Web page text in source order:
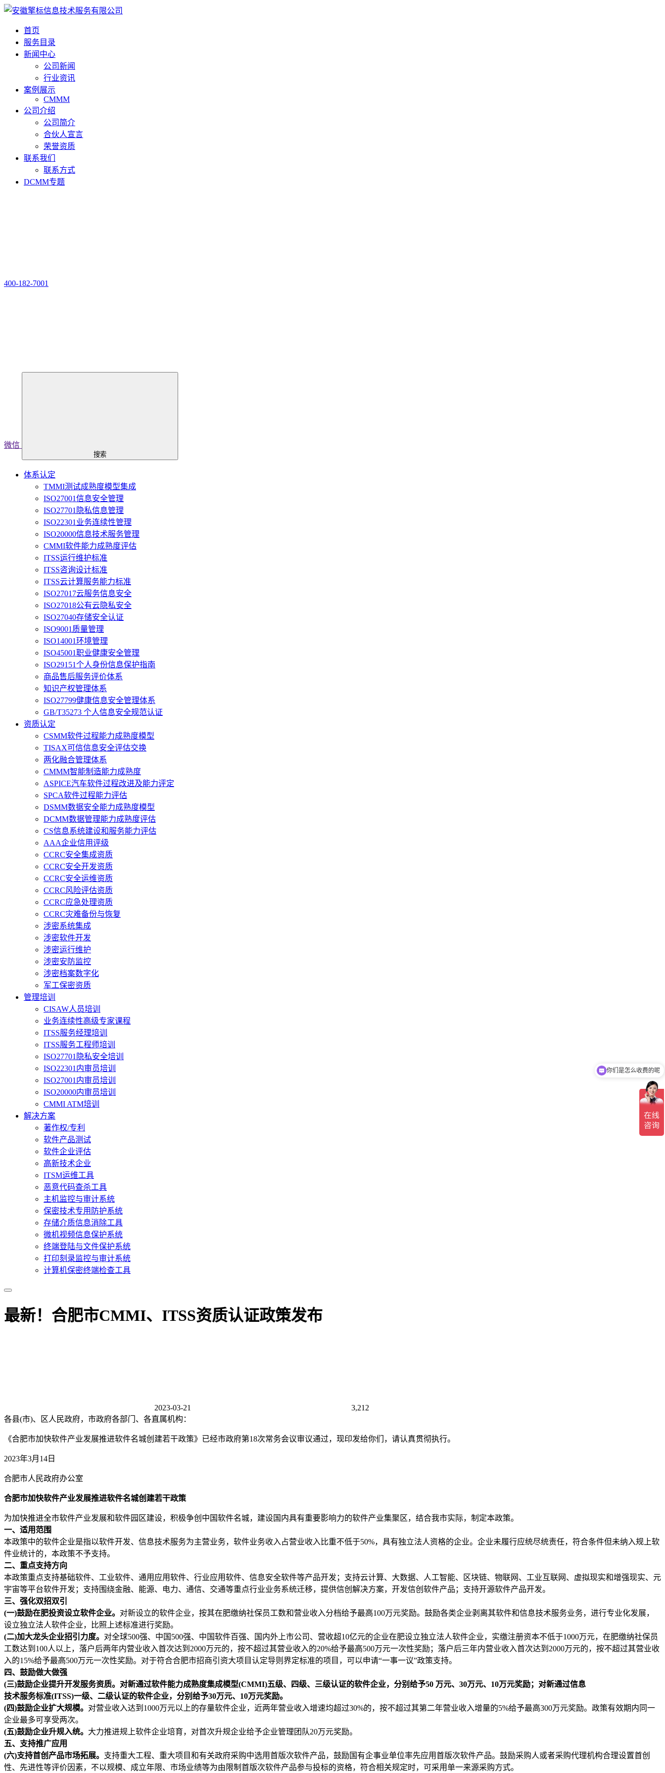
首页
服务目录
新闻中心
公司新闻
行业资讯
案例展示
CMMM
公司介绍
公司简介
合伙人宣言
荣誉资质
联系我们
联系方式
DCMM专题
400-182-7001
微信
搜索
体系认定
TMMI测试成熟度模型集成
ISO27001信息安全管理
ISO27701隐私信息管理
ISO22301业务连续性管理
ISO20000信息技术服务管理
CMMI软件能力成熟度评估
ITSS运行维护标准
ITSS咨询设计标准
ITSS云计算服务能力标准
ISO27017云服务信息安全
ISO27018公有云隐私安全
ISO27040存储安全认证
ISO9001质量管理
ISO14001环境管理
ISO45001职业健康安全管理
ISO29151个人身份信息保护指南
商品售后服务评价体系
知识产权管理体系
ISO27799健康信息安全管理体系
GB/T35273 个人信息安全规范认证
资质认定
CSMM软件过程能力成熟度模型
TISAX可信信息安全评估交换
两化融合管理体系
CMMM智能制造能力成熟度
ASPICE汽车软件过程改进及能力评定
SPCA软件过程能力评估
DSMM数据安全能力成熟度模型
DCMM数据管理能力成熟度评估
CS信息系统建设和服务能力评估
AAA企业信用评级
CCRC安全集成资质
CCRC安全开发资质
CCRC安全运维资质
CCRC风险评估资质
CCRC应急处理资质
CCRC灾难备份与恢复
涉密系统集成
涉密软件开发
涉密运行维护
涉密安防监控
涉密档案数字化
军工保密资质
管理培训
CISAW人员培训
业务连续性高级专家课程
ITSS服务经理培训
ITSS服务工程师培训
ISO27701隐私安全培训
ISO22301内审员培训
ISO27001内审员培训
ISO20000内审员培训
CMMI ATM培训
解决方案
著作权/专利
软件产品测试
软件企业评估
高新技术企业
ITSM运维工具
恶意代码查杀工具
主机监控与审计系统
保密技术专用防护系统
存储介质信息消除工具
微机视频信息保护系统
终端登陆与文件保护系统
打印刻录监控与审计系统
计算机保密终端检查工具
最新！合肥市CMMI、ITSS资质认证政策发布
2023-03-21
3,212
各县(市)、区人民政府，市政府各部门、各直属机构：
《合肥市加快软件产业发展推进软件名城创建若干政策》已经市政府第18次常务会议审议通过，现印发给你们，请认真贯彻执行。
2023年3月14日
合肥市人民政府办公室
合肥市加快软件产业发展推进软件名城创建若干政策
为加快推进全市软件产业发展和软件园区建设，积极争创中国软件名城，建设国内具有重要影响力的软件产业集聚区，结合我市实际，制定本政策。
一、适用范围
本政策中的软件企业是指以软件开发、信息技术服务为主营业务，软件业务收入占营业收入比重不低于50%，具有独立法人资格的企业。企业未履行应统尽统责任，符合条件但未纳入规上软
件业统计的，本政策不予支持。
二、重点支持方向
本政策重点支持基础软件、工业软件、通用应用软件、行业应用软件、信息安全软件等产品开发；支持云计算、大数据、人工智能、区块链、物联网、工业互联网、虚拟现实和增强现实、元
宇宙等平台软件开发；支持围绕金融、能源、电力、通信、交通等重点行业业务系统迁移，提供信创解决方案，开发信创软件产品；支持开源软件产品开发。
三、强化双招双引
(一)鼓励在肥投资设立软件企业。 对新设立的软件企业，按其在肥缴纳社保员工数和营业收入分档给予最高100万元奖励。鼓励各类企业剥离其软件和信息技术服务业务，进行专业化发展，
设立独立法人软件企业，比照上述标准进行奖励。
(二)加大龙头企业招引力度。 对全球500强、中国500强、中国软件百强、国内外上市公司、营收超10亿元的企业在肥设立独立法人软件企业，实缴注册资本不低于1000万元，在肥缴纳社保员
工数达到100人以上，落户后两年内营业收入首次达到2000万元的，按不超过其营业收入的20%给予最高500万元一次性奖励；落户后三年内营业收入首次达到2000万元的，按不超过其营业收
入的15%给予最高500万元一次性奖励。对于符合合肥市招商引资大项目认定导则界定标准的项目，可以申请“一事一议”政策支持。
四、鼓励做大做强
(三)鼓励企业提升开发服务资质。对新通过软件能力成熟度集成模型(CMMI)五级、四级、三级认证的软件企业，分别给予50 万元、30万元、10万元奖励；对新通过信息
技术服务标准(ITSS)一级、二级认证的软件企业，分别给予30万元、10万元奖励。
(四)鼓励企业扩大规模。 对营业收入达到1000万元以上的存量软件企业，近两年营业收入增速均超过30%的，按不超过其第二年营业收入增量的5%给予最高300万元奖励。政策有效期内同一
企业最多可享受两次。
(五)鼓励企业升规入统。 大力推进规上软件企业培育，对首次升规企业给予企业管理团队20万元奖励。
五、支持推广应用
(六)支持首创产品市场拓展。 支持重大工程、重大项目和有关政府采购中选用首版次软件产品，鼓励国有企事业单位率先应用首版次软件产品。鼓励采购人或者采购代理机构合理设置首创
性、先进性等评价因素，不以规模、成立年限、市场业绩等为由限制首版次软件产品参与投标的资格，符合相关规定时，可采用单一来源采购方式。
你们是怎么收费的呢